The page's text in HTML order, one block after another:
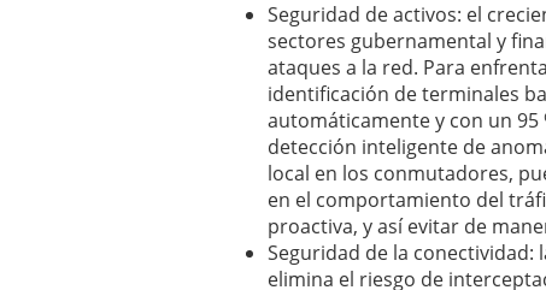
Seguridad de activos: el
sectores gubernamental y
ataques a la red. Para
identificación de terminales
automáticamente y con un
detección inteligente de
local en los conmutadores,
en el comportamiento del
proactiva, y así evitar de
Seguridad de la conectividad:
elimina el riesgo de